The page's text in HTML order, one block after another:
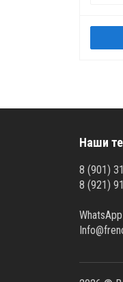
Наши
8 (901)
8 (921)